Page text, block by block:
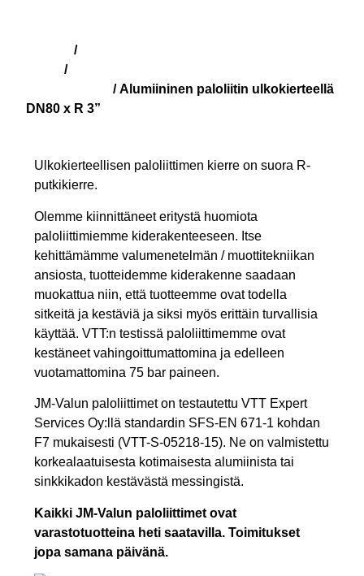
/
/
/ Alumiininen paloliitin ulkokierteellä
DN80 x R 3”
Ulkokierteellisen paloliittimen kierre on suora R-
putkikierre.
Olemme kiinnittäneet eritystä huomiota
paloliittimiemme kiderakenteeseen. Itse
kehittämämme valumenetelmän / muottitekniikan
ansiosta, tuotteidemme kiderakenne saadaan
muokattua niin, että tuotteemme ovat todella
sitkeitä ja kestäviä ja siksi myös erittäin turvallisia
käyttää. VTT:n testissä paloliittimemme ovat
kestäneet vahingoittumattomina ja edelleen
vuotamattomina 75 bar paineen.
JM-Valun paloliittimet on testautettu VTT Expert
Services Oy:llä standardin SFS-EN 671-1 kohdan
F7 mukaisesti (VTT-S-05218-15). Ne on valmistettu
korkealaatuisesta kotimaisesta alumiinista tai
sinkkikadon kestävästä messingistä.
Kaikki JM-Valun paloliittimet ovat
varastotuotteina heti saatavilla. Toimitukset
jopa samana päivänä.